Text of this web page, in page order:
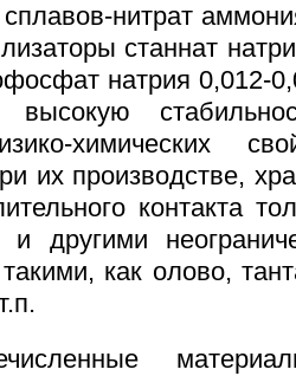
нитрат
станнат
натрия 0,012-
высокую
химических
их производстве,
контакта
и другими
как олово,